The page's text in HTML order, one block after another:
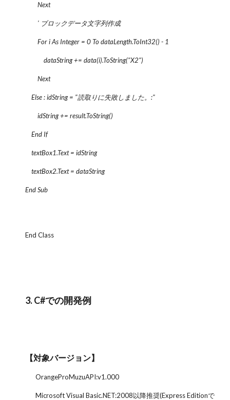
Next
' ブロックデータ文字列作成
For i As Integer = 0 To dataLength.ToInt32() - 1
dataString += data(i).ToString("X2")
Next
Else : idString = "読取りに失敗しました。:"
idString += result.ToString()
End If
textBox1.Text = idString
textBox2.Text = dataString
End Sub
End Class
3. C#での開発例
【対象バージョン】
OrangeProMuzuAPI:v1.000
Microsoft Visual Basic.NET:2008以降推奨(Express Editionで